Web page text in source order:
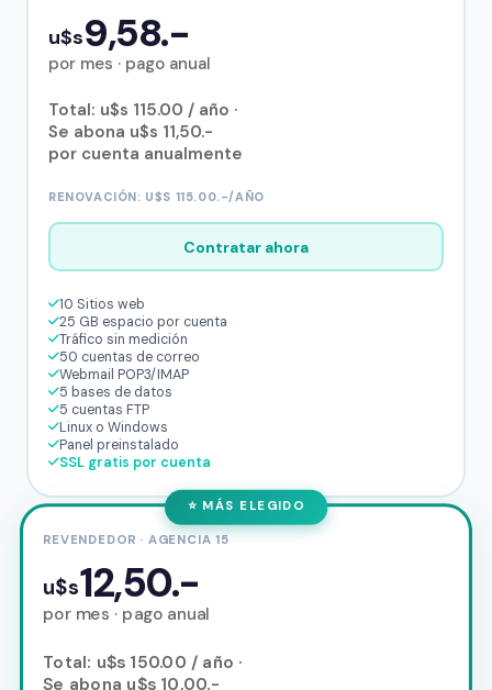
u$s9,58.-
por mes · pago anual
Total: u$s 115.00 / año ·
Se abona u$s 11,50.-
por cuenta anualmente
RENOVACIÓN: U$S 115.00.-/AÑO
Contratar ahora
10 Sitios web
25 GB espacio por cuenta
Tráfico sin medición
50 cuentas de correo
Webmail POP3/IMAP
5 bases de datos
5 cuentas FTP
Linux o Windows
Panel preinstalado
SSL gratis por cuenta
⭐ MÁS ELEGIDO
REVENDEDOR · AGENCIA 15
u$s12,50.-
por mes · pago anual
Total: u$s 150.00 / año ·
Se abona u$s 10,00.-